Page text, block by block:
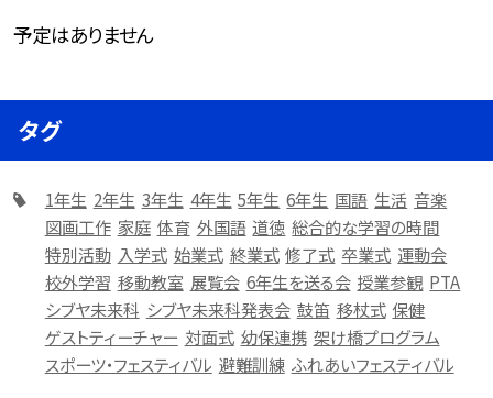
予定はありません
タグ
1年生 2年生 3年生 4年生 5年生 6年生 国語 生活 音楽
図画工作 家庭 体育 外国語 道徳 総合的な学習の時間
特別活動 入学式 始業式 終業式 修了式 卒業式 運動会
校外学習 移動教室 展覧会 6年生を送る会 授業参観 PTA
シブヤ未来科 シブヤ未来科発表会 鼓笛 移杖式 保健
ゲストティーチャー 対面式 幼保連携 架け橋プログラム
スポーツ・フェスティバル 避難訓練 ふれあいフェスティバル